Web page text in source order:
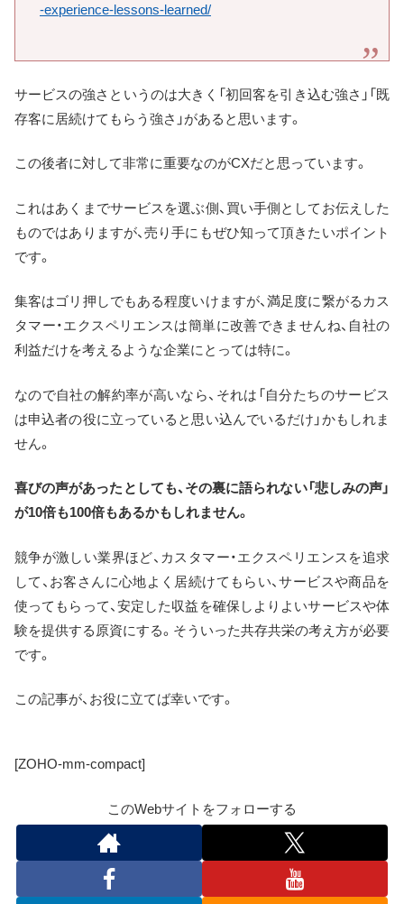
-experience-lessons-learned/
サービスの強さというのは大きく「初回客を引き込む強さ」「既
存客に居続けてもらう強さ」があると思います。
この後者に対して非常に重要なのがCXだと思っています。
これはあくまでサービスを選ぶ側、買い手側としてお伝えした
ものではありますが、売り手にもぜひ知って頂きたいポイント
です。
集客はゴリ押しでもある程度いけますが、満足度に繋がるカス
タマー・エクスペリエンスは簡単に改善できませんね、自社の
利益だけを考えるような企業にとっては特に。
なので自社の解約率が高いなら、それは「自分たちのサービス
は申込者の役に立っていると思い込んでいるだけ」かもしれま
せん。
喜びの声があったとしても、その裏に語られない「悲しみの声」
が10倍も100倍もあるかもしれません。
競争が激しい業界ほど、カスタマー・エクスペリエンスを追求
して、お客さんに心地よく居続けてもらい、サービスや商品を
使ってもらって、安定した収益を確保しよりよいサービスや体
験を提供する原資にする。そういった共存共栄の考え方が必要
です。
この記事が、お役に立てば幸いです。
[ZOHO-mm-compact]
このWebサイトをフォローする